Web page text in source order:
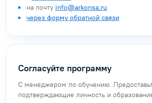
на почту info@arkonsa.ru
через форму обратной связи
Согласуйте программу
С менеджером по обучению.
подтверждающие личность и